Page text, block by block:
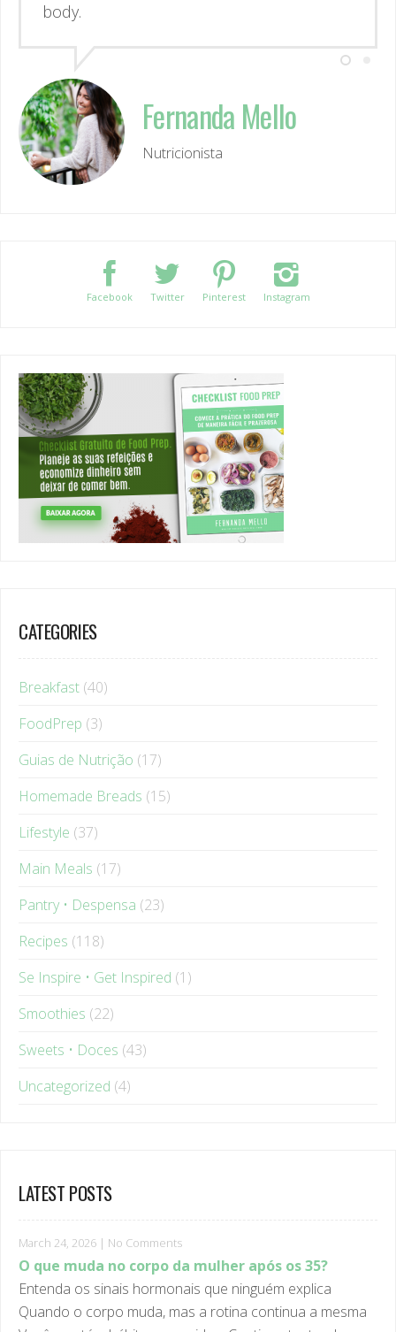
Nutricionista
Facebook Twitter Pinterest Instagram
FoodPrep (3)
Guias de Nutrição
Homemade Breads (15)
Lifestyle(37)
Main Meals (17)
Pantry • Despensa
Recipes
(118)
Se Inspire • Get Inspired
Smoothies
(22)
Sweets • Doces
Uncategorized(4)
O que muda no corpo da mulher após os 35?
Entenda os sinais hormonais que ninguém explica
Quando o corpo muda, mas a rotina continua a mesma
Você mantém hábitos parecidos. Continua tentando